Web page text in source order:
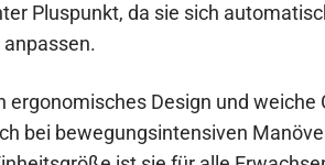
Pluspunkt, da sie sich
ergonomisches Design und
bei bewegungsintensiven